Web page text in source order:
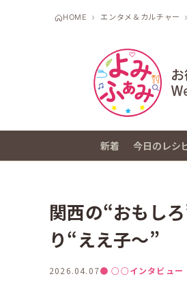
HOME エンタメ＆カルチャー
新着 今日のレシ
関西の“おもし
り“ええ子～”
2026.04.07● ○○インタビュー